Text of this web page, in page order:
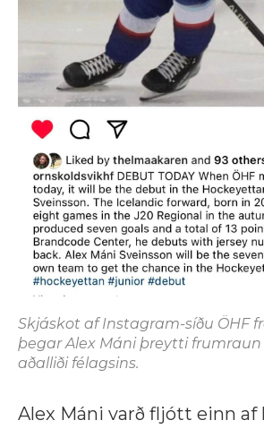
Skjáskot af Instagram-síðu ÖHF
þegar Alex Máni þreytti frumraun
aðalliði félagsins.
Alex Máni varð fljótt einn